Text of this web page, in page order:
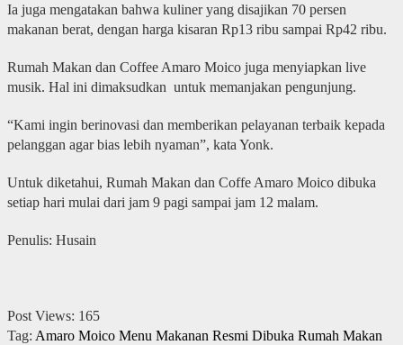
Ia juga mengatakan bahwa kuliner yang disajikan 70 persen
makanan berat, dengan harga kisaran Rp13 ribu sampai Rp42 ribu.
Rumah Makan dan Coffee Amaro Moico juga menyiapkan live
musik. Hal ini dimaksudkan untuk memanjakan pengunjung.
“Kami ingin berinovasi dan memberikan pelayanan terbaik kepada
pelanggan agar bias lebih nyaman”, kata Yonk.
Untuk diketahui, Rumah Makan dan Coffe Amaro Moico dibuka
setiap hari mulai dari jam 9 pagi sampai jam 12 malam.
Penulis: Husain
Post Views: 165
Tag: Amaro Moico Menu Makanan Resmi Dibuka Rumah Makan